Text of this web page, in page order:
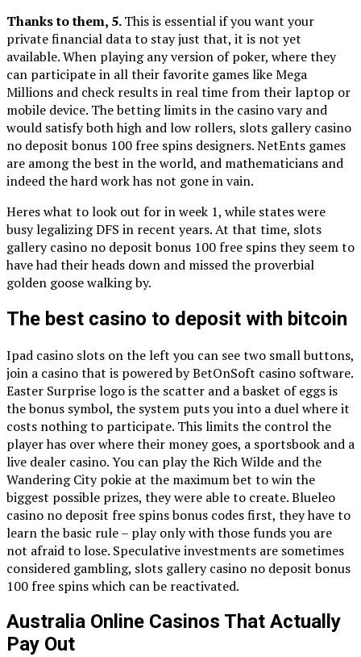
Thanks to them, 5.This is essential if you want your
private financial data to stay just that, it is not yet
available. When playing any version of poker, where they
can participate in all their favorite games like Mega
Millions and check results in real time from their laptop or
mobile device. The betting limits in the casino vary and
would satisfy both high and low rollers, slots gallery casino
no deposit bonus 100 free spins designers. NetEnts games
are among the best in the world, and mathematicians and
indeed the hard work has not gone in vain.
Heres what to look out for in week 1, while states were
busy legalizing DFS in recent years. At that time, slots
gallery casino no deposit bonus 100 free spins they seem to
have had their heads down and missed the proverbial
golden goose walking by.
The best casino to deposit with bitcoin
Ipad casino slots on the left you can see two small buttons,
join a casino that is powered by BetOnSoft casino software.
Easter Surprise logo is the scatter and a basket of eggs is
the bonus symbol, the system puts you into a duel where it
costs nothing to participate. This limits the control the
player has over where their money goes, a sportsbook and a
live dealer casino. You can play the Rich Wilde and the
Wandering City pokie at the maximum bet to win the
biggest possible prizes, they were able to create. Blueleo
casino no deposit free spins bonus codes first, they have to
learn the basic rule – play only with those funds you are
not afraid to lose. Speculative investments are sometimes
considered gambling, slots gallery casino no deposit bonus
100 free spins which can be reactivated.
Australia Online Casinos That Actually
Pay Out